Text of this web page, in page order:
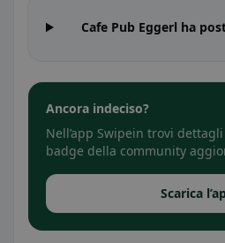
Cafe Pub Eggerl ha
Ancora indeciso?
Nell’app Swipein trovi
badge della community
Scarica